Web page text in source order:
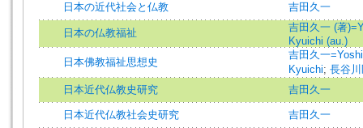
日本の近代社会と仏教 吉田久一
日本の仏教福祉
吉田久一 (著
Kyuichi (au.)
日本佛教福祉思想史
吉田久一
Kyuichi; 長谷
日本近代仏教史研究
吉田久一
日本近代仏教社会史研究 吉田久一